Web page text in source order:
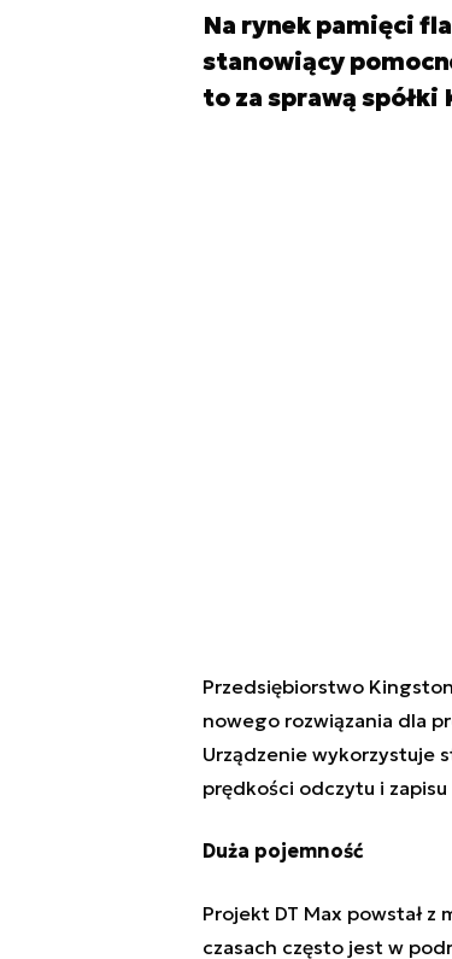
Na rynek pamięci
stanowiący
to za sprawą
Przedsiębiorstwo
nowego rozwiązania dla
Urządzenie wykorzystuje
prędkości odczytu i
Duża pojemność
Projekt DT Max powstał z
czasach często jest w